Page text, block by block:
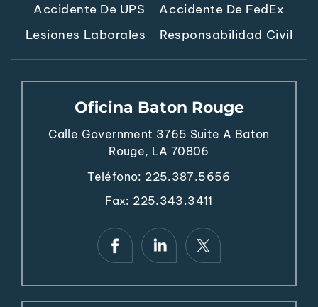
Accidente De UPS
Accidente De FedEx
Lesiones Laborales
Responsabilidad Civil
Oficina Baton Rouge
Calle Government 3765 Suite A Baton
Rouge, LA 70806
Teléfono: 225.387.5656
Fax: 225.343.3411